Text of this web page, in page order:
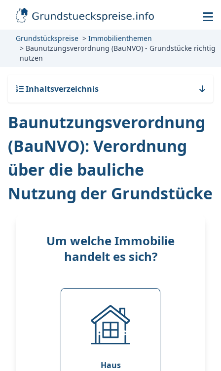
Grundstückspreise
Immobilienthemen
Baunutzungsverordnung (BauNVO) - Grundstücke richtig
nutzen
Inhaltsverzeichnis
Baunutzungsverordnung
(BauNVO): Verordnung
über die bauliche
Nutzung der Grundstücke
Um welche Immobilie
handelt es sich?
Haus